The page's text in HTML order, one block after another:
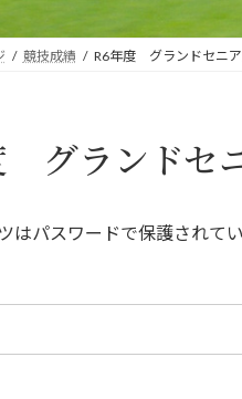
競技成績 R6年度 グランドセニ
グランドセ
はパスワードで保護されて